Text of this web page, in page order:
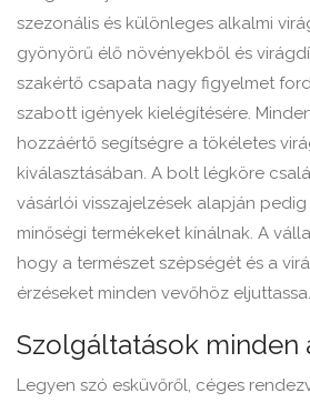
szezonális és különleges alkalmi
gyönyörű élő növényekből és
szakértő csapata nagy figyelmet
szabott igények kielégítésére.
hozzáértő segítségre a tökéletes
kiválasztásában. A bolt légköre
vásárlói visszajelzések alapján
minőségi termékeket kínálnak. A
hogy a természet szépségét és a
érzéseket minden vevőhöz eljuttassa.
Szolgáltatások minden
Legyen szó esküvőről, céges